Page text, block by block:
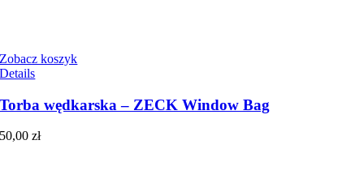
Zobacz koszyk
Details
Torba wędkarska – ZECK Window Bag
50,00zł